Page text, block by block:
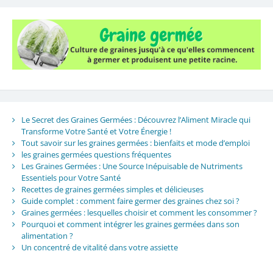
Le Secret des Graines Germées : Découvrez l’Aliment Miracle qui
Transforme Votre Santé et Votre Énergie !
Tout savoir sur les graines germées : bienfaits et mode d’emploi
les graines germées questions fréquentes
Les Graines Germées : Une Source Inépuisable de Nutriments
Essentiels pour Votre Santé
Recettes de graines germées simples et délicieuses
Guide complet : comment faire germer des graines chez soi ?
Graines germées : lesquelles choisir et comment les consommer ?
Pourquoi et comment intégrer les graines germées dans son
alimentation ?
Un concentré de vitalité dans votre assiette